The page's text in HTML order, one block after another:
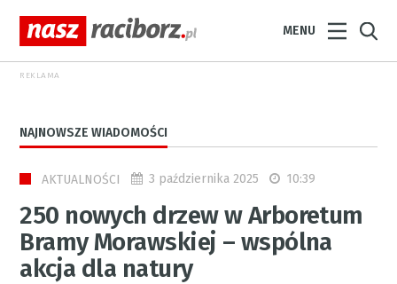
MENU
REKLAMA
NAJNOWSZE WIADOMOŚCI
AKTUALNOŚCI 3 października 2025 10:39
250 nowych drzew w Arboretum
Bramy Morawskiej – wspólna
akcja dla natury